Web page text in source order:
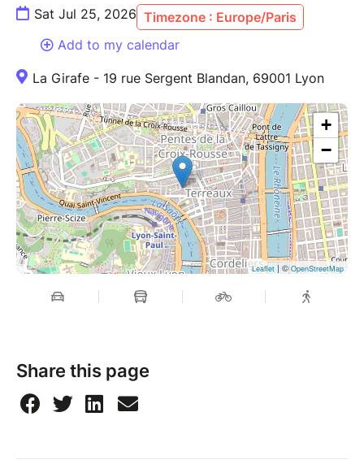
transition.
Sat Jul 25, 2026 Timezone : Europe/Paris
Add to my calendar
La Girafe - 19 rue Sergent Blandan, 69001 Lyon
+
−
Leaflet | ©OpenStreetMap
Share this page